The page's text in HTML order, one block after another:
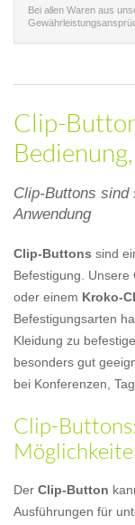
Bei allen Waren aus
Clip-
Clip-Buttons
Anwendung
Clip-Buttons sind
Befestigung. Unsere
oder einem Kroko-
Befestigungsarten
Kleidung zu
besonders gut
bei Konferenzen,
Clip-
Der Clip-Button
Ausführungen für